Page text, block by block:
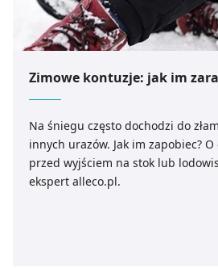
Zimowe kontuzje: jak im
Na śniegu często dochodzi do
innych urazów. Jak im zapobiec?
przed wyjściem na stok lub
ekspert alleco.pl.